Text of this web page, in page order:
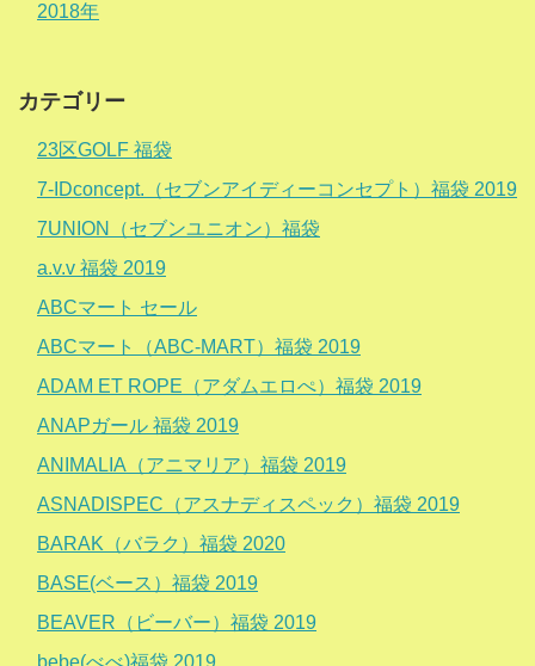
2018年
カテゴリー
23区GOLF 福袋
7-IDconcept.（セブンアイディーコンセプト）福袋 2019
7UNION（セブンユニオン）福袋
a.v.v 福袋 2019
ABCマート セール
ABCマート（ABC-MART）福袋 2019
ADAM ET ROPE（アダムエロぺ）福袋 2019
ANAPガール 福袋 2019
ANIMALIA（アニマリア）福袋 2019
ASNADISPEC（アスナディスペック）福袋 2019
BARAK（バラク）福袋 2020
BASE(ベース）福袋 2019
BEAVER（ビーバー）福袋 2019